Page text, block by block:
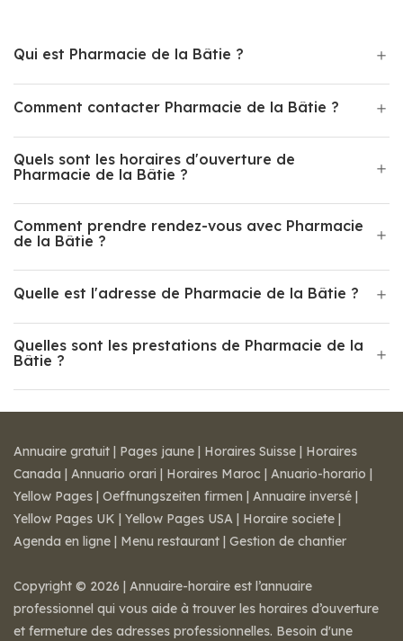
Qui est Pharmacie de la Bâtie ?
Comment contacter Pharmacie de la Bâtie ?
Quels sont les horaires d'ouverture de
Pharmacie de la Bâtie ?
Comment prendre rendez-vous avec Pharmacie
de la Bâtie ?
Quelle est l'adresse de Pharmacie de la Bâtie ?
Quelles sont les prestations de Pharmacie de la
Bâtie ?
Annuaire gratuit | Pages jaune | Horaires Suisse | Horaires
Canada | Annuario orari | Horaires Maroc | Anuario-horario |
Yellow Pages | Oeffnungszeiten firmen | Annuaire inversé |
Yellow Pages UK | Yellow Pages USA | Horaire societe |
Agenda en ligne | Menu restaurant | Gestion de chantier
Copyright © 2026 | Annuaire-horaire est l’annuaire
professionnel qui vous aide à trouver les horaires d’ouverture
et fermeture des adresses professionnelles. Besoin d'une